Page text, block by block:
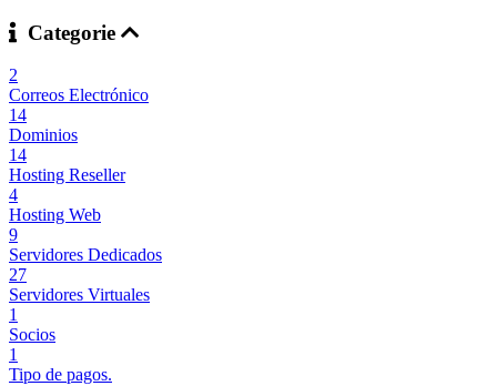
Categorie
2
Correos Electrónico
14
Dominios
14
Hosting Reseller
4
Hosting Web
9
Servidores Dedicados
27
Servidores Virtuales
1
Socios
1
Tipo de pagos.